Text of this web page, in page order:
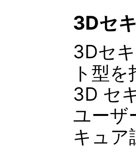
3Dセ
3Dセ
ト型
3D セ
ユーザ
キュア